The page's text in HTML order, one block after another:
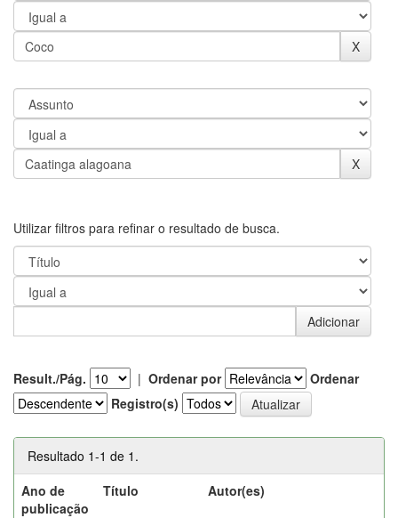
Utilizar filtros para refinar o resultado de busca.
Result./Pág. | Ordenar por
Ordenar
Registro(s)
Resultado 1-1 de 1.
Ano de
publicação
Título Autor(es)